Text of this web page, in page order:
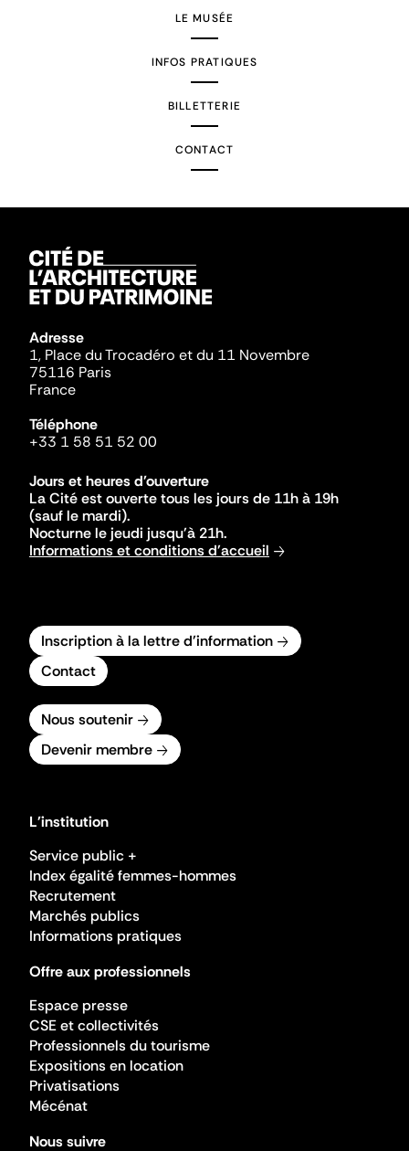
LE MUSÉE
INFOS PRATIQUES
BILLETTERIE
CONTACT
Adresse
1, Place du Trocadéro et du 11 Novembre
75116 Paris
France
Téléphone
+33 1 58 51 52 00
Jours et heures d'ouverture
La Cité est ouverte tous les jours de 11h à 19h
(sauf le mardi).
Nocturne le jeudi jusqu'à 21h.
Informations et conditions d'accueil
Inscription à la lettre d'information
Contact
Nous soutenir
Devenir membre
L'institution
Service public +
Index égalité femmes-hommes
Recrutement
Marchés publics
Informations pratiques
Offre aux professionnels
Espace presse
CSE et collectivités
Professionnels du tourisme
Expositions en location
Privatisations
Mécénat
Nous suivre